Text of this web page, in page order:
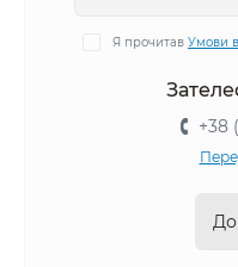
Я прочитав Умови
+38
До